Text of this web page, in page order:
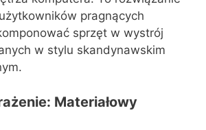
pragnących
sprzęt w wystrój
w stylu skandynawskim
Materiałowy